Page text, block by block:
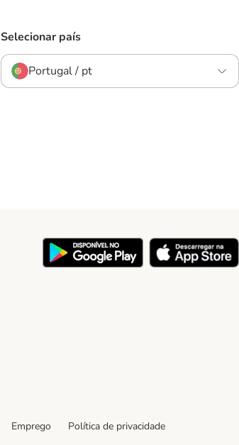
Selecionar país
Portugal / pt
Emprego
Política de privacidade